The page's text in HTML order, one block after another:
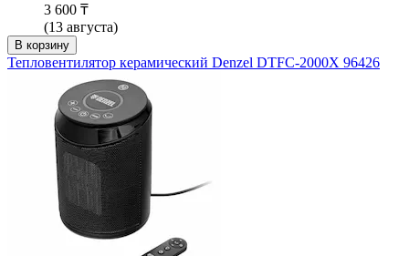
3 600 ₸
(13 августа)
В корзину
Тепловентилятор керамический Denzel DTFC-2000X 96426